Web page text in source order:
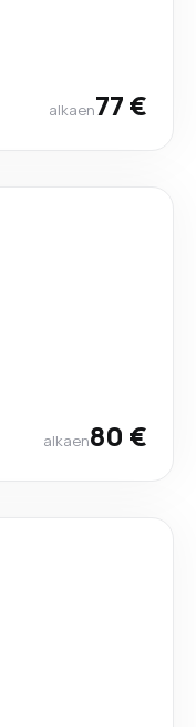
alkaen77 €
alkaen80 €